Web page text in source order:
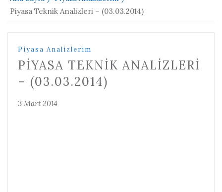
Piyasa Teknik Analizleri – (03.03.2014)
Piyasa Analizlerim
PIYASA TEKNIK ANALIZLERI
– (03.03.2014)
3 Mart 2014